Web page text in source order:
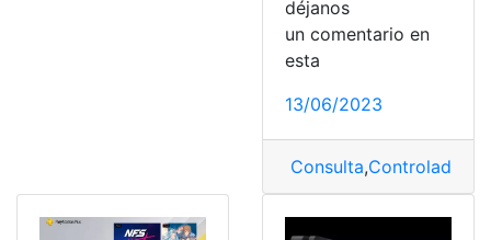
déjanos
un comentario en
esta
13/06/2023
Consulta,Controlador